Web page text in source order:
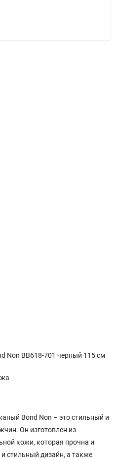
Non BB618-701 черный 115 см
Bond Non – это стильный и
Он изготовлен из
кожи, которая прочна и
стильный дизайн, а также